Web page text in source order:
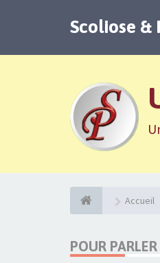
Scoliose &
Accueil
POUR